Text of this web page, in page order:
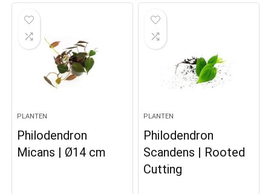
PLANTEN
Philodendron
Micans | Ø14 cm
PLANTEN
Philodendron
Scandens | Rooted
Cutting